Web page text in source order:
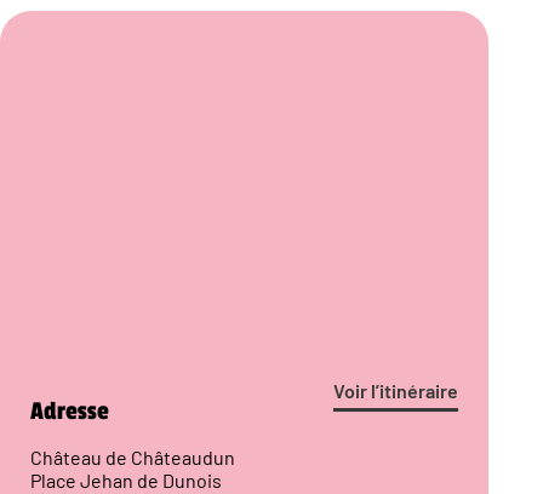
Voir l’itinéraire
Adresse
Château de Châteaudun
Place Jehan de Dunois